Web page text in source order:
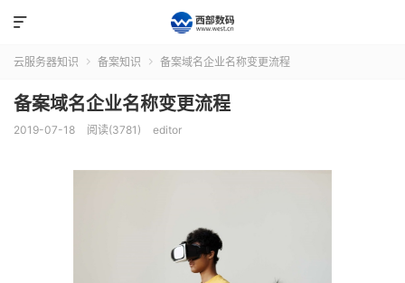

云服务器知识  备案知识  备案域名企业名称变更流程
备案域名企业名称变更流程
2019-07-18 阅读(3781) editor